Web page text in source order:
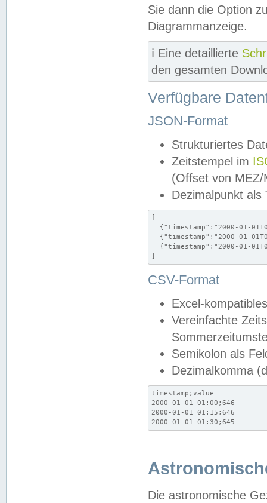
Sie dann die Option
Diagrammanzeige.
ℹ️ Eine detaillierte
den gesamten
Verfügbare
JSON-Format
Strukturiertes
Zeitstempel im
(Offset von MEZ/
Dezimalpunkt als
[
{"timestamp":"2000-01-
{"timestamp":"2000-01-
{"timestamp":"2000-01-
]
CSV-Format
Excel-
Vereinfachte
Semikolon als
Dezimalkomma
timestamp;value
2000-01-01 01:00;646
2000-01-01 01:15;646
2000-01-01 01:30;645
Die astronomische